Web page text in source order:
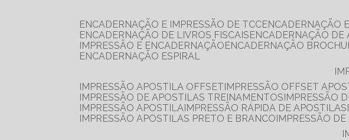
ENCADERNAÇÃO E IMPRESSÃO DE TCC
ENCADERNAÇÃO
ENCADERNAÇÃO DE LIVROS FISCAIS
ENCADERNAÇÃO DE
IMPRESSÃO E ENCADERNAÇÃO
ENCADERNAÇÃO
ENCADERNAÇÃO ESPIRAL
IMPRESSÃO APOSTILA OFFSET IMPRESSÃO OFFSET
IMPRESSÃO DE APOSTILAS TREINAMENTOS IMPRESSÃO
IMPRESSÃO APOSTILA IMPRESSÃO RÁPIDA DE APOSTILAS
IMPRESSÃO APOSTILAS PRETO E BRANCO IMPRESSÃO